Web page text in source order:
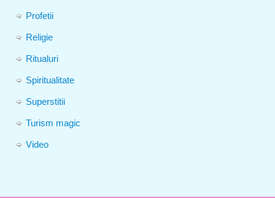
Profetii
Religie
Ritualuri
Spiritualitate
Superstitii
Turism magic
Video